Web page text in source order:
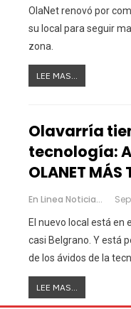
OlaNet renovó por
su local para seguir
zona.
LEE MAS...
Olavarría
tecnología:
OLANET MÁS
En Linea Noticias
El nuevo local está en
casi Belgrano. Y está
de los ávidos de la
LEE MAS...